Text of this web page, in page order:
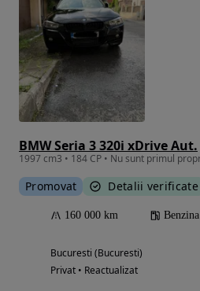
BMW Seria 3 320i xDrive Aut.
Promovat Detalii verificate
160 000 km Benzina
Bucuresti (Bucuresti)
Privat • Reactualizat